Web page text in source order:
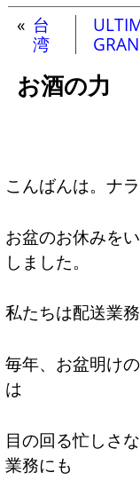
« 台
湾
お酒の力
こんばんは。ナ
お盆のお休みを
しました。
私たちは配送業
毎年、お盆明け
は
目の回る忙しさ
業務にも